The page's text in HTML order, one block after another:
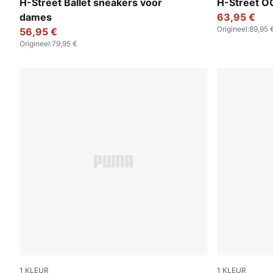
H-Street Ballet sneakers voor
dames
56,95 €
Origineel:79,95 €
H-Street
63,95 €
Origineel:89,95
1 KLEUR 1 KLEUR